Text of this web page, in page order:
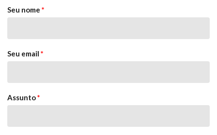
Seu nome *
Seu email *
Assunto*